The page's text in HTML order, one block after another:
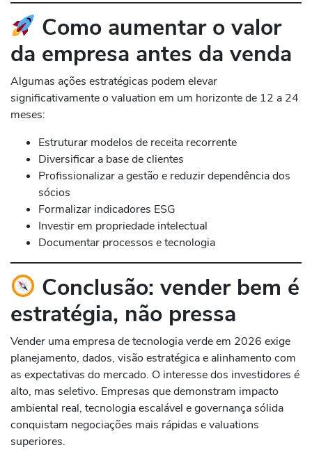
Como aumentar o valor
da empresa antes da venda
Algumas ações estratégicas podem elevar
significativamente o valuation em um horizonte de 12 a 24
meses:
Estruturar modelos de receita recorrente
Diversificar a base de clientes
Profissionalizar a gestão e reduzir dependência dos
sócios
Formalizar indicadores ESG
Investir em propriedade intelectual
Documentar processos e tecnologia
Conclusão: vender bem é
estratégia, não pressa
Vender uma empresa de tecnologia verde em 2026 exige
planejamento, dados, visão estratégica e alinhamento com
as expectativas do mercado. O interesse dos investidores é
alto, mas seletivo. Empresas que demonstram impacto
ambiental real, tecnologia escalável e governança sólida
conquistam negociações mais rápidas e valuations
superiores.